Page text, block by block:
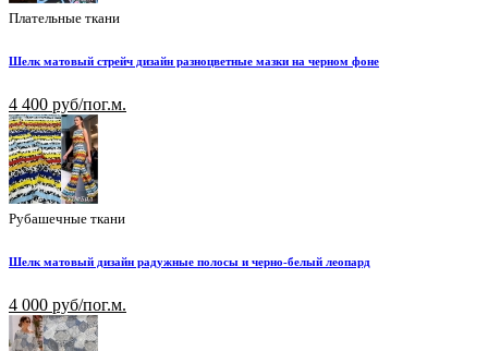
Плательные ткани
Шелк матовый стрейч дизайн разноцветные мазки на черном фоне
4 400 руб/пог.м.
Рубашечные ткани
Шелк матовый дизайн радужные полосы и черно-белый леопард
4 000 руб/пог.м.